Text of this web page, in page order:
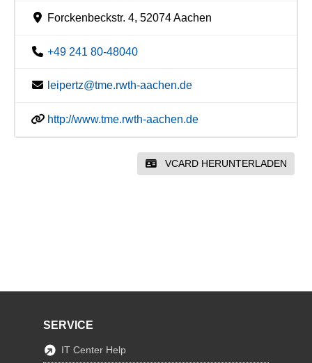
Forckenbeckstr. 4, 52074 Aachen
+49 241 80-48040
leipertz@tme.rwth-aachen.de
http://www.tme.rwth-aachen.de
VCARD HERUNTERLADEN
SERVICE
IT Center Help